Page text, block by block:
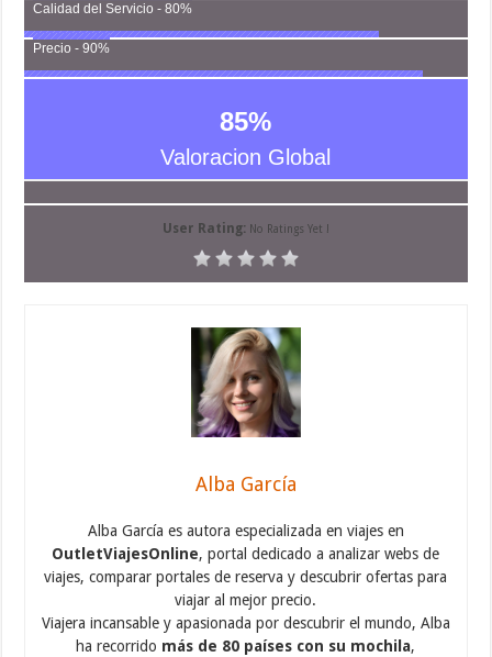
Calidad del Servicio - 80%
Precio - 90%
85%
Valoracion Global
User Rating: No Ratings Yet !
Alba García
Alba García es autora especializada en viajes en
OutletViajesOnline, portal dedicado a analizar webs de
viajes, comparar portales de reserva y descubrir ofertas para
viajar al mejor precio.
Viajera incansable y apasionada por descubrir el mundo, Alba
ha recorrido más de 80 países con su mochila,